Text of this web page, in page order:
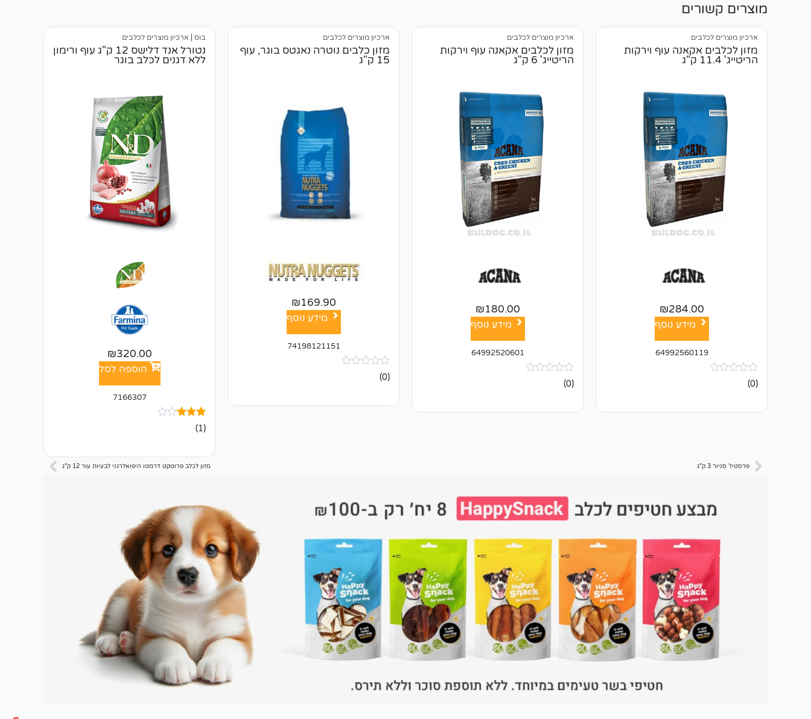
מוצרים קשורים
ארכיון מוצרים לכלבים
מזון לכלבים אקאנה עוף וירקות
הריטייג' 11.4 ק"ג
₪284.00
מידע נוסף
64992560119
אין
ביקורות
(0)
ארכיון מוצרים לכלבים
מזון לכלבים אקאנה עוף וירקות
הריטייג' 6 ק"ג
₪180.00
מידע נוסף
64992520601
אין
ביקורות
(0)
ארכיון מוצרים לכלבים
מזון כלבים נוטרה נאגטס בוגר, עוף
15 ק"ג
₪169.90
מידע נוסף
74198121151
אין
ביקורות
(0)
בוס | ארכיון מוצרים לכלבים
נטורל אנד דלישס 12 ק"ג עוף ורימון
ללא דגנים לכלב בוגר
₪320.00
הוספה לסל
7166307
מדורג
3.00
1
דירוגים
(1)
פרסטיז' סניור 3 ק"ג מזון לכלב פרוטקט דרמטו היפואלרגני לבעיות עור 12 ק"ג